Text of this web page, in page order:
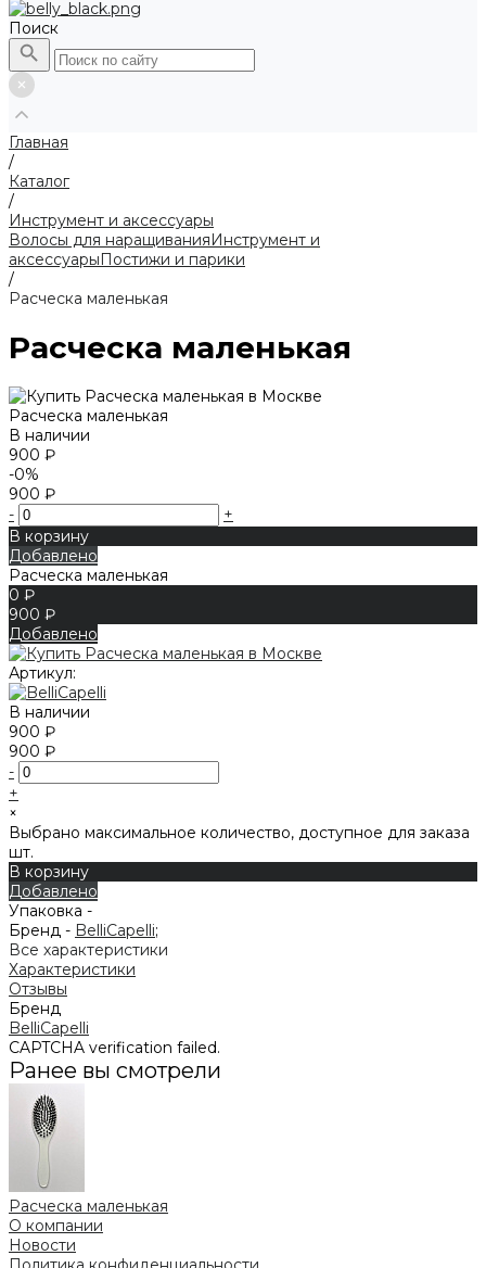
Поиск
Главная
/
Каталог
/
Инструмент и аксессуары
Волосы для наращиванияИнструмент и
аксессуарыПостижи и парики
/
Расческа маленькая
Расческа маленькая
Расческа маленькая
В наличии
900 ₽
-0%
900 ₽
-
+
В корзину
Добавлено
Расческа маленькая
0 ₽
900 ₽
Добавлено
Артикул:
В наличии
900 ₽
900 ₽
-
+
×
Выбрано максимальное количество, доступное для заказа
шт.
В корзину
Добавлено
Упаковка -
Бренд - BelliCapelli;
Все характеристики
Характеристики
Отзывы
Бренд
BelliCapelli
CAPTCHA verification failed.
Ранее вы смотрели
Расческа маленькая
О компании
Новости